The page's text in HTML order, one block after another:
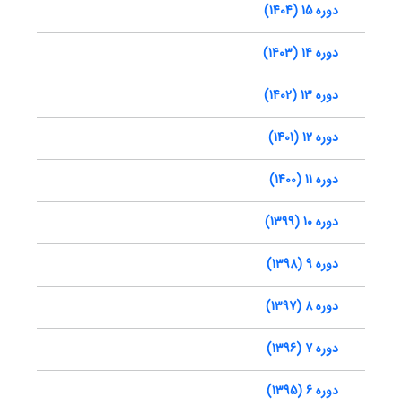
دوره 15 (1404)
دوره 14 (1403)
دوره 13 (1402)
دوره 12 (1401)
دوره 11 (1400)
دوره 10 (1399)
دوره 9 (1398)
دوره 8 (1397)
دوره 7 (1396)
دوره 6 (1395)